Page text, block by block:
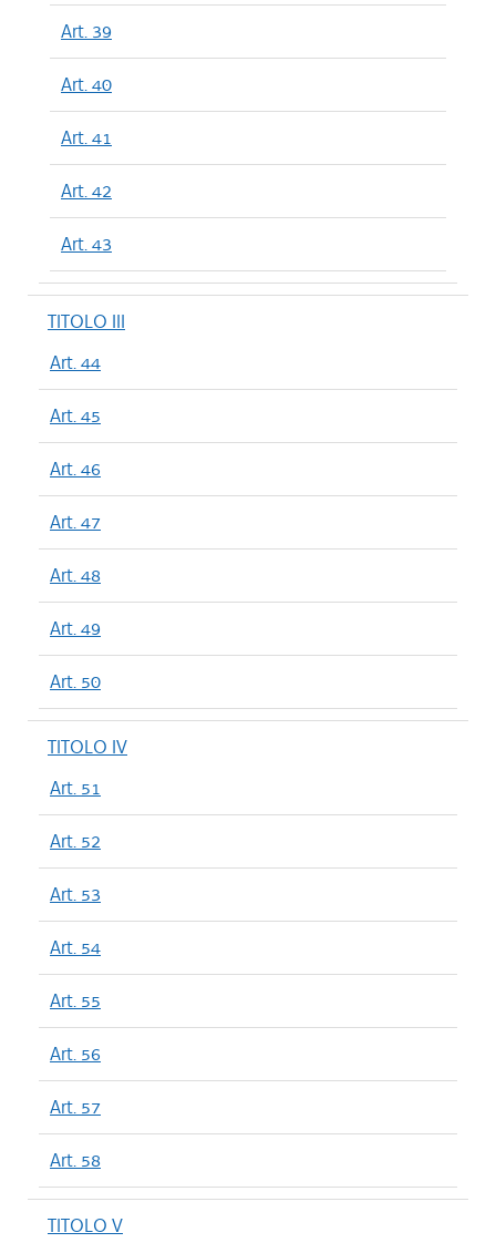
Art. 39
Art. 40
Art. 41
Art. 42
Art. 43
TITOLO III
Art. 44
Art. 45
Art. 46
Art. 47
Art. 48
Art. 49
Art. 50
TITOLO IV
Art. 51
Art. 52
Art. 53
Art. 54
Art. 55
Art. 56
Art. 57
Art. 58
TITOLO V